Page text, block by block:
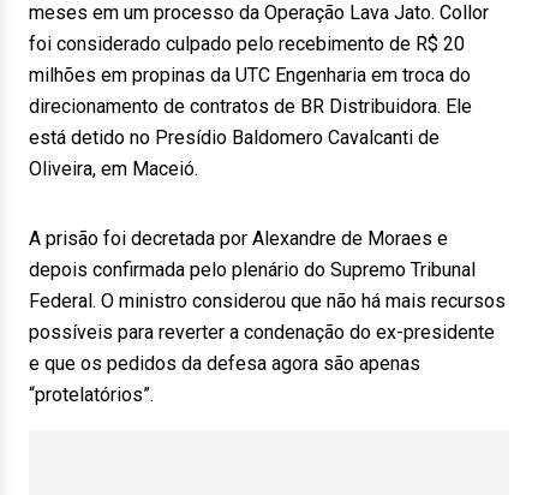
meses em um processo da Operação Lava Jato. Collor
foi considerado culpado pelo recebimento de R$ 20
milhões em propinas da UTC Engenharia em troca do
direcionamento de contratos de BR Distribuidora. Ele
está detido no Presídio Baldomero Cavalcanti de
Oliveira, em Maceió.
A prisão foi decretada por Alexandre de Moraes e
depois confirmada pelo plenário do Supremo Tribunal
Federal. O ministro considerou que não há mais recursos
possíveis para reverter a condenação do ex-presidente
e que os pedidos da defesa agora são apenas
“protelatórios”.